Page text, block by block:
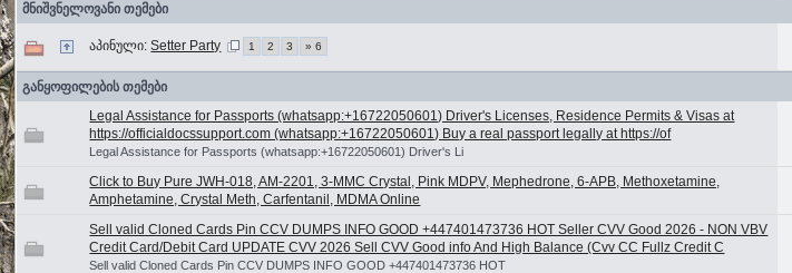
მნიშვნელოვანი თემები
აპინული:Setter Party 1 2 3 » 6
განყოფილების თემები
Legal Assistance for Passports (whatsapp:+16722050601) Driver's Licenses, Residence Permits & Visas at
https://officialdocssupport.com (whatsapp:+16722050601) Buy a real passport legally at https://of
Legal Assistance for Passports (whatsapp:+16722050601) Driver's Li
Click to Buy Pure JWH-018, AM-2201, 3-MMC Crystal, Pink MDPV, Mephedrone, 6-APB, Methoxetamine,
Amphetamine, Crystal Meth, Carfentanil, MDMA Online
Sell valid Cloned Cards Pin CCV DUMPS INFO GOOD +447401473736 HOT Seller CVV Good 2026 - NON VBV
Credit Card/Debit Card UPDATE CVV 2026 Sell CVV Good info And High Balance (Cvv CC Fullz Credit C
Sell valid Cloned Cards Pin CCV DUMPS INFO GOOD +447401473736 HOT